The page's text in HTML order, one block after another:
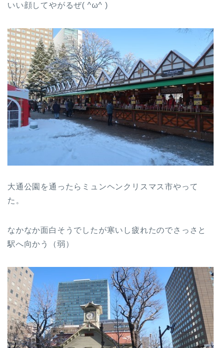
いい顔してやがるぜ( ^ω^ )
大通公園を通ったらミュンヘンクリスマス市やって
た。
なかなか面白そうでしたが寒いし疲れたのでさっさと
駅へ向かう（弱）